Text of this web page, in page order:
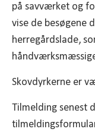
på savværket og
vise de besøgene
herregårdslade,
Skovdyrkerne er
Tilmelding senest